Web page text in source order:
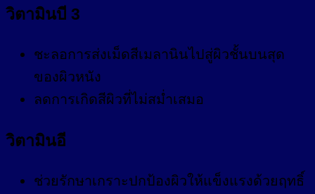
วิตามินบี 3
ชะลอการส่งเม็ดสีเมลานินไปสู่ผิวชั้นบนสุด
ของผิวหนัง
ลดการเกิดสีผิวที่ไม่สม่ำเสมอ
วิตามินอี
ช่วยรักษาเกราะปกป้องผิวให้แข็งแรงด้วยฤทธิ์